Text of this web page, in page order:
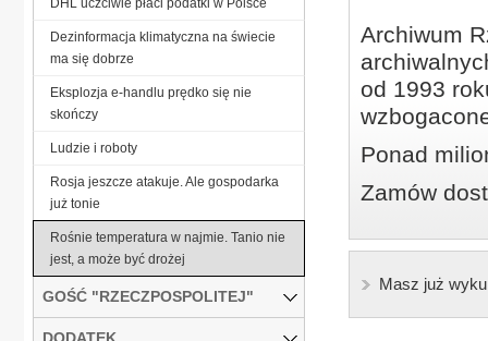
Archiwum
od 1993
Ponad
Zamów
Masz już
Dezinformacja klimatyczna na świecie
ma się dobrze
Eksplozja e-handlu prędko się nie
skończy
Ludzie i roboty
Rosja jeszcze atakuje. Ale gospodarka
już tonie
Rośnie temperatura w najmie. Tanio nie
jest, a może być drożej
GOŚĆ "RZECZPOSPOLITEJ"
DODATEK